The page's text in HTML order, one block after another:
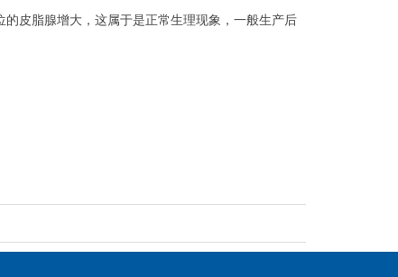
皮脂腺增大，这属于是正常生理现象，一般生产后